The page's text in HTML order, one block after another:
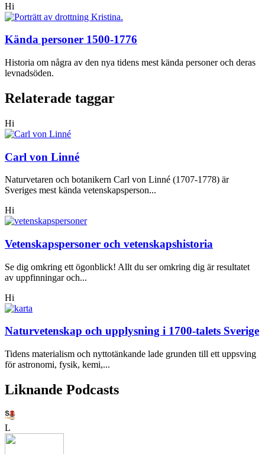
Hi
Kända personer 1500-1776
Historia om några av den nya tidens mest kända personer och deras
levnadsöden.
Relaterade taggar
Hi
Carl von Linné
Naturvetaren och botanikern Carl von Linné (1707-1778) är
Sveriges mest kända vetenskapsperson...
Hi
Vetenskapspersoner och vetenskapshistoria
Se dig omkring ett ögonblick! Allt du ser omkring dig är resultatet
av uppfinningar och...
Hi
Naturvetenskap och upplysning i 1700-talets Sverige
Tidens materialism och nyttotänkande lade grunden till ett uppsving
för astronomi, fysik, kemi,...
Liknande Podcasts
L